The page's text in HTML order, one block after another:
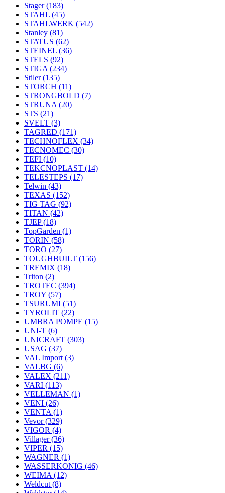
Stager(183)
STAHL (45)
STAHLWERK (542)
Stanley (81)
STATUS (62)
STEINEL (36)
STELS (92)
STIGA (234)
Stiler(135)
STORCH (11)
STRONGBOLD (7)
STRUNA (20)
STS (21)
SVELT (3)
TAGRED (171)
TECHNOFLEX (34)
TECNOMEC (30)
TEFI (10)
TEKCNOPLAST (14)
TELESTEPS (17)
Telwin (43)
TEXAS (152)
TIG TAG (92)
TITAN (42)
TJEP(18)
TopGarden (1)
TORIN (58)
TORO (27)
TOUGHBUILT (156)
TREMIX (18)
Triton (2)
TROTEC (394)
TROY (57)
TSURUMI (51)
TYROLIT (22)
UMBRA POMPE (15)
UNI-T (6)
UNICRAFT (303)
USAG (37)
VAL Import (3)
VALBG (6)
VALEX (211)
VARI (113)
VELLEMAN (1)
VENI (26)
VENTA (1)
Vevor(329)
VIGOR (4)
Villager(36)
VIPER (15)
WAGNER (1)
WASSERKONIG (46)
WEIMA (12)
Weldcut (8)